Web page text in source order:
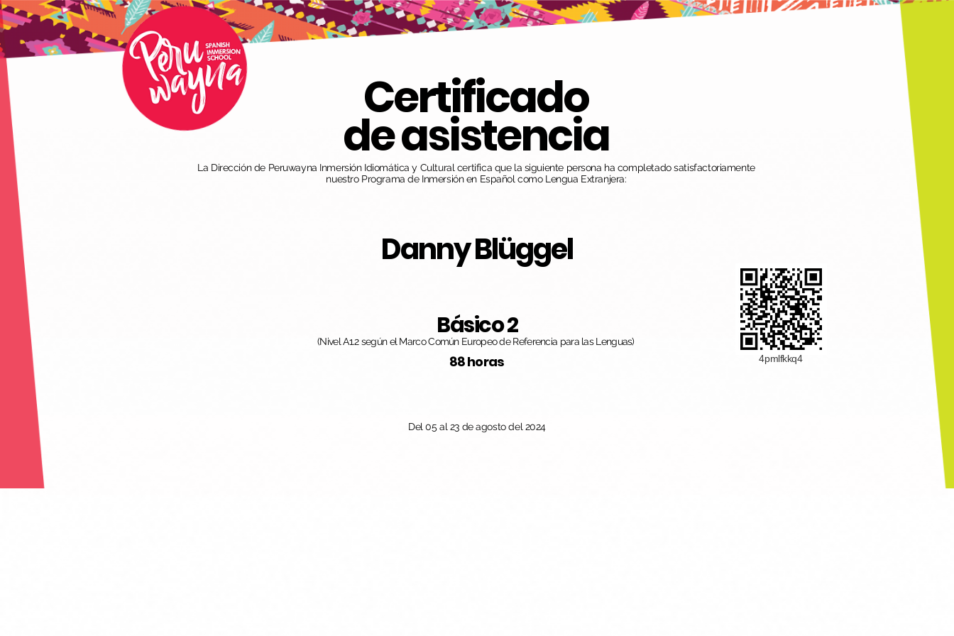
Certificado
de asistencia
La Dirección de Peruwayna Inmersión Idiomática y Cultural certifica que la siguiente persona ha completado satisfactoriamente
nuestro Programa de Inmersión en Español como Lengua Extranjera:
Danny Blüggel
Básico 2
(Nivel A1.2 según el Marco Común Europeo de Referencia para las Lenguas)
88 horas 4pmlfkkq4
Del 05 al 23 de agosto del 2024